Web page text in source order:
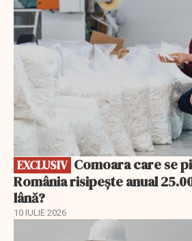
EXCLUSIV
România risipește anual
lână?
10 IULIE 2026